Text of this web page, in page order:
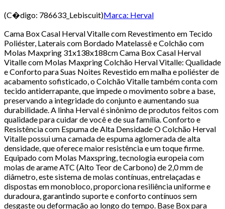
(C�digo: 786633_Lebiscuit)Marca: Herval
Cama Box Casal Herval Vitalle com Revestimento em Tecido
Poliéster, Laterais com Bordado Matelassê e Colchão com
Molas Maxpring 31x138x188cm Cama Box Casal Herval
Vitalle com Molas Maxpring Colchão Herval Vitalle: Qualidade
e Conforto para Suas Noites Revestido em malha e poliéster de
acabamento sofisticado, o Colchão Vitalle também conta com
tecido antiderrapante, que impede o movimento sobre a base,
preservando a integridade do conjunto e aumentando sua
durabilidade. A linha Herval é sinônimo de produtos feitos com
qualidade para cuidar de você e de sua família. Conforto e
Resistência com Espuma de Alta Densidade O Colchão Herval
Vitalle possui uma camada de espuma aglomerada de alta
densidade, que oferece maior resistência e um toque firme.
Equipado com Molas Maxspring, tecnologia europeia com
molas de arame ATC (Alto Teor de Carbono) de 2,0 mm de
diâmetro, este sistema de molas contínuas, entrelaçadas e
dispostas em monobloco, proporciona resiliência uniforme e
duradoura, garantindo suporte e conforto contínuos sem
desgaste ou deformação ao longo do tempo. Base Box para